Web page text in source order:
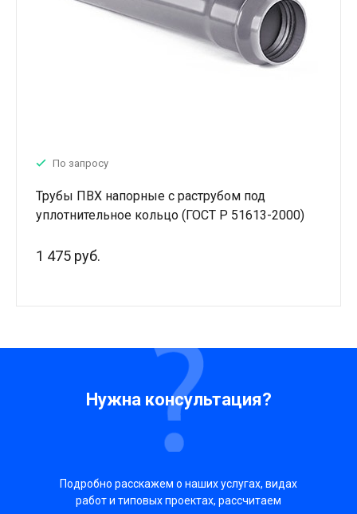
По запросу
Трубы ПВХ напорные с раструбом под
уплотнительное кольцо (ГОСТ Р 51613-2000)
1 475 руб.
Нужна консультация?
Подробно расскажем о наших услугах, видах
работ и типовых проектах, рассчитаем